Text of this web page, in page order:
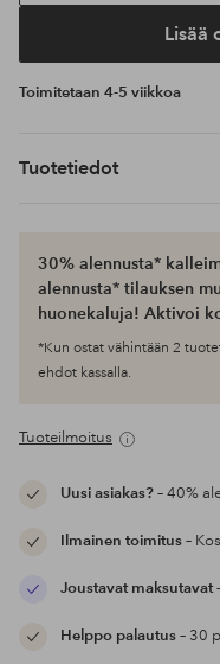
Lisää
Toimitetaan 4-5 viikkoa
Tuotetiedot
30% alennusta*
alennusta* tilauksen
huonekaluja! Aktivoi
*Kun ostat vähintään 2
ehdot kassalla.
Tuoteilmoitus
Uusi asiakas?– 40%
Ilmainen toimitus–
Joustavat maksutavat
Helppo palautus– 30